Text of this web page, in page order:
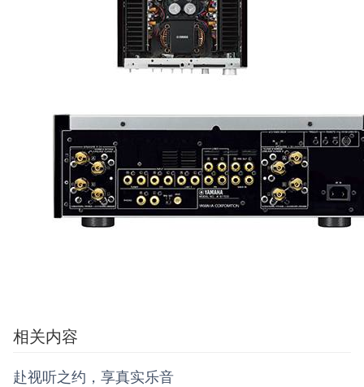
相关内容
赴视听之约，享真实乐音